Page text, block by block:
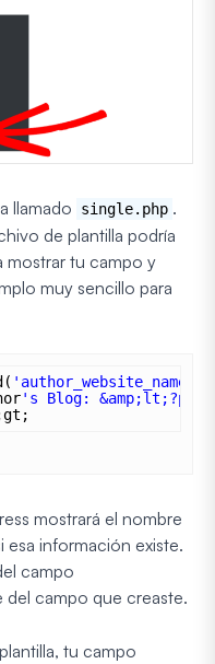
llamado single.php .
de plantilla podría
mostrar tu campo y
muy sencillo para
'author_website_name'
's Blog:
mostrará el nombre
esa información existe.
campo
del campo que creaste.
tu campo